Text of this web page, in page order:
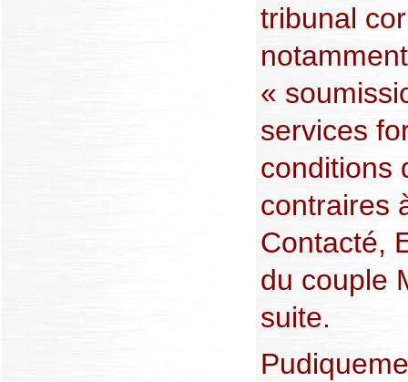
tribunal
«
services
conditions
contraires
Contacté,
du couple
suite.